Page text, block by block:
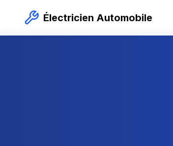
Électricien Automobile